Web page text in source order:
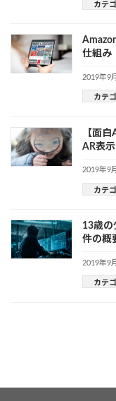
カテ
仕組み
2019年9
カテ
【面
AR表
2019年9
カテ
13歳の
件の概
2019年9
カテ